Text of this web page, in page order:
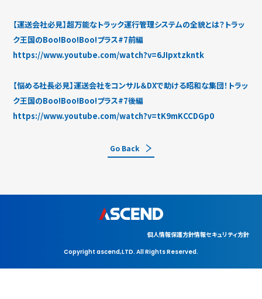
【運送会社必見】超万能なトラック運行管理システムの全貌とは？トラッ
ク王国のBoo!Boo!Boo!プラス#7前編
https://www.youtube.com/watch?v=6JIpxtzkntk
【悩める社長必見】運送会社をコンサル＆DXで助ける昭和な集団！トラッ
ク王国のBoo!Boo!Boo!プラス#7後編
https://www.youtube.com/watch?v=tK9mKCCDGp0
Go Back
Copyright ascend,LTD. All Rights Reserved.
個人情報保護方針情報セキュリティ方針